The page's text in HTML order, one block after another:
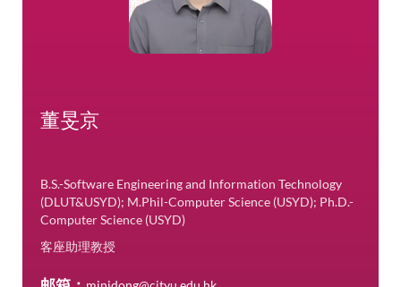
董旻京
B.S.-Software Engineering and Information Technology
(DLUT&USYD); M.Phil-Computer Science (USYD); Ph.D.-
Computer Science (USYD)
客座助理教授